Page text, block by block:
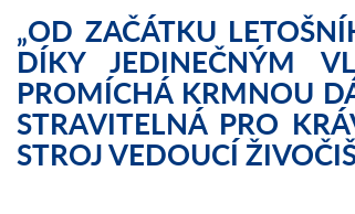
„OD ZAČÁTKU
DÍKY JEDINEČNÝM
PROMÍCHÁ KRMNOU
STRAVITELNÁ PRO
STROJ VEDOUCÍ